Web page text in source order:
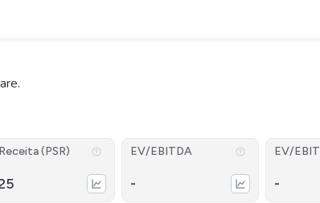
(PSR) EV/EBITDA
-
EV/EBIT
-